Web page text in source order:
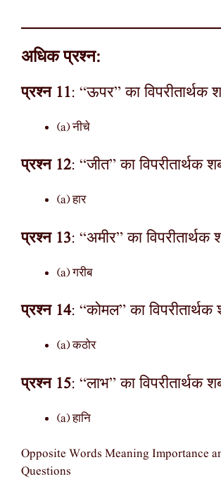
अधिक प्रश्न:
प्रश्न 11: “ऊपर” का विपरीतार्थक
(a) नीचे
प्रश्न 12: “जीत” का विपरीतार्थक
(a) हार
प्रश्न 13: “अमीर” का विपरीतार्थक
(a) गरीब
प्रश्न 14: “कोमल” का विपरीतार्थक
(a) कठोर
प्रश्न 15: “लाभ” का विपरीतार्थक
(a) हानि
Opposite Words Meaning Importance
Questions